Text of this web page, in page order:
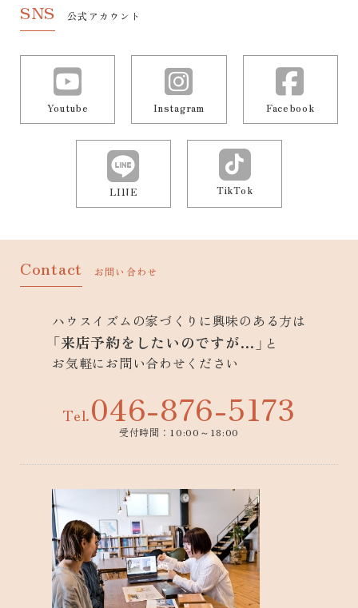
SNS 公式アカウント
Youtube Instagram Facebook
LINE TikTok
Contact お問い合わせ
ハウスイズムの家づくりに興味のある方は
「来店予約をしたいのですが…」 と
お気軽にお問い合わせください
Tel.046-876-5173
受付時間：10:00～18:00